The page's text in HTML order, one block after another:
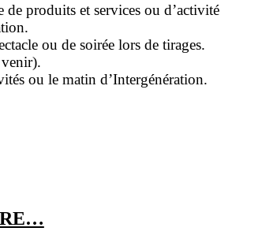
de produits et services ou d’activité
ou de soirée lors de tirages.
ou le matin d’Intergénération.